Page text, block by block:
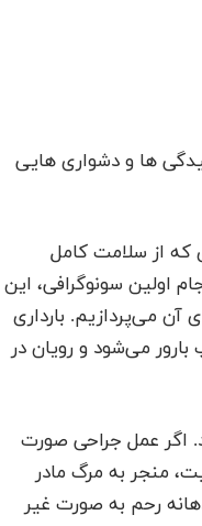
ها و دشواری هایی
که از سلامت کامل
اولین سونوگرافی، این
می‌پردازیم. بارداری
بارور می‌شود و رویان در
اگر عمل جراحی صورت
منجر به مرگ مادر
رحم به صورت غیر